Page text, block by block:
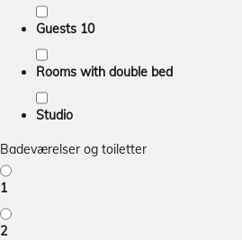
Guests 10
Rooms with double bed
Studio
Badeværelser og toiletter
1
2